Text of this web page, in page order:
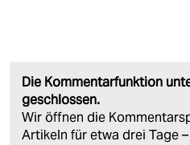
Die Kommentarfunktion
geschlossen.
Wir öffnen die
Artikeln für etwa drei Tage –